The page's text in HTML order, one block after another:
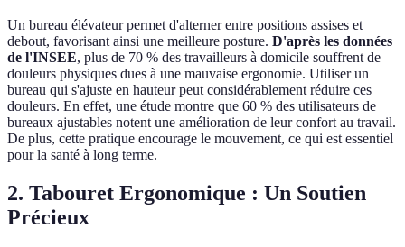
Un bureau élévateur permet d'alterner entre positions assises et
debout, favorisant ainsi une meilleure posture. D'après les données
de l'INSEE, plus de 70 % des travailleurs à domicile souffrent de
douleurs physiques dues à une mauvaise ergonomie. Utiliser un
bureau qui s'ajuste en hauteur peut considérablement réduire ces
douleurs. En effet, une étude montre que 60 % des utilisateurs de
bureaux ajustables notent une amélioration de leur confort au travail.
De plus, cette pratique encourage le mouvement, ce qui est essentiel
pour la santé à long terme.
2. Tabouret Ergonomique : Un Soutien
Précieux